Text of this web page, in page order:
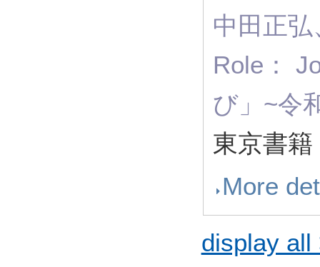
中田正
Role：
び」~令
東京書籍
More
display all